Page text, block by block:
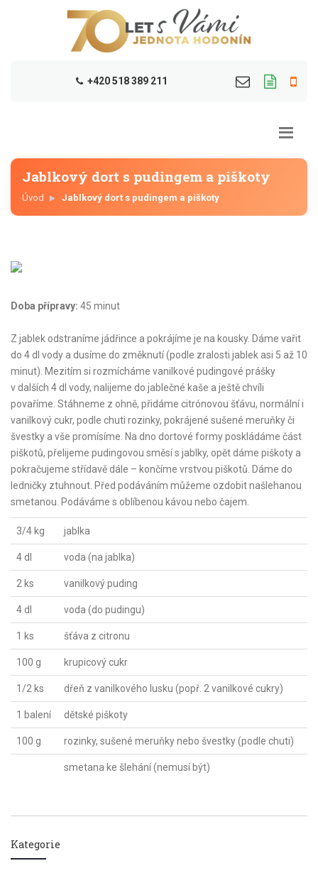
+420 518 389 211
Jablkový dort s pudingem a piškoty
Úvod Jablkový dort s pudingem a piškoty
Doba přípravy: 45 minut
Z jablek odstraníme jádřince a pokrájíme je na kousky. Dáme vařit
do 4 dl vody a dusíme do změknutí (podle zralosti jablek asi 5 až 10
minut). Mezitím si rozmícháme vanilkové pudingové prášky
v dalších 4 dl vody, nalijeme do jablečné kaše a ještě chvíli
povaříme. Stáhneme z ohně, přidáme citrónovou šťávu, normální i
vanilkový cukr, podle chuti rozinky, pokrájené sušené meruňky či
švestky a vše promísíme. Na dno dortové formy poskládáme část
piškotů, přelijeme pudingovou směsí s jablky, opět dáme piškoty a
pokračujeme střídavě dále – končíme vrstvou piškotů. Dáme do
ledničky ztuhnout. Před podáváním můžeme ozdobit našlehanou
smetanou. Podáváme s oblíbenou kávou nebo čajem.
3/4 kg jablka
4 dl voda (na jablka)
2 ks vanilkový puding
4 dl voda (do pudingu)
1 ks šťáva z citronu
100 g krupicový cukr
1/2 ks dřeň z vanilkového lusku (popř. 2 vanilkové cukry)
1 balení dětské piškoty
100 g rozinky, sušené meruňky nebo švestky (podle chuti)
smetana ke šlehání (nemusí být)
Kategorie